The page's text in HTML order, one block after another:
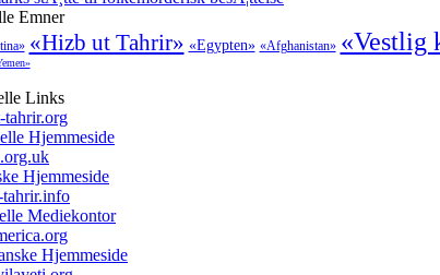
Emner
«Hizb ut Tahrir» «Egypten» «Afghanistan» «Vestlig
Links
tahrir.org
Hjemmeside
Hjemmeside
Mediekontor
Hjemmeside